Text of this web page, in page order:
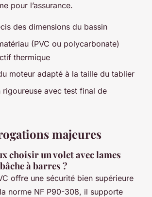
pour l’assurance.
des dimensions du bassin
(PVC ou polycarbonate)
thermique
moteur adapté à la taille du tablier
rigoureuse avec test final de
majeures
choisir un volet avec lames
à barres ?
offre une sécurité bien supérieure
norme NF P90-308, il supporte